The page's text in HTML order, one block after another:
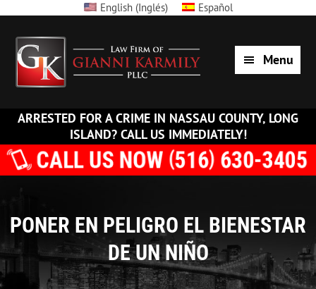
note:
This
website
accessibility
system.
English(Inglés) Español
primary
main
primary
footer
Law
Firm
Gianni
Karmily
PLLC
Menu
ARRESTED FOR A CRIME IN NASSAU COUNTY, LONG
ISLAND? CALL US IMMEDIATELY!
PONER EN PELIGRO EL BIENESTAR
DE UN NIÑO